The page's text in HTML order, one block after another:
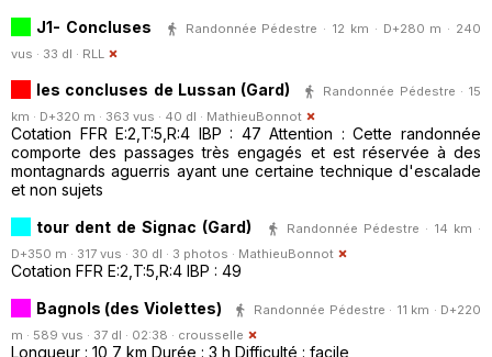
J1- Concluses
Randonnée Pédestre · 12 km · D+280 m · 240
vus · 33 dl · RLL
les concluses de Lussan (Gard)
Randonnée Pédestre · 15
km · D+320 m · 363 vus · 40 dl · MathieuBonnot
Cotation FFR E:2,T:5,R:4 IBP : 47 Attention : Cette randonnée
comporte des passages très engagés et est réservée à des
montagnards aguerris ayant une certaine technique d'escalade
et non sujets
tour dent de Signac (Gard)
Randonnée Pédestre · 14 km ·
D+350 m · 317 vus · 30 dl · 3 photos · MathieuBonnot
Cotation FFR E:2,T:5,R:4 IBP : 49
Bagnols (des Violettes)
Randonnée Pédestre · 11 km · D+220
m · 589 vus · 37 dl · 02:38 · crousselle
Longueur : 10,7 km Durée : 3 h Difficulté : facile